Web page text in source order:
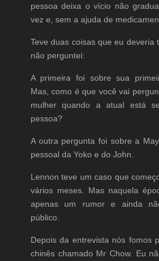
pessoa deixa o vício não
vez e, sem a ajuda de
Teve duas coisas que eu deveria
não perguntei:
A primeira foi sobre sua
Mas, como é que você vai
mulher quando a atual está
pessoa?
A outra pergunta foi sobre a
pessoal da Yoko e do John.
Lennon teve um caso que
vários meses. Mas naquela
apenas um rumor e ainda
público.
Depois da entrevista nós fomos
chinês chamado Mr Chow. Eu